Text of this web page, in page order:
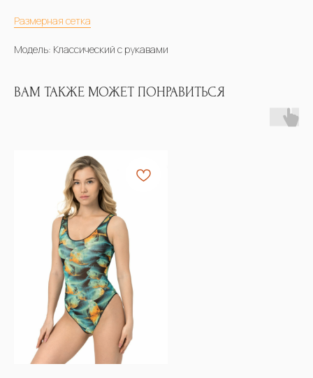
Размерная сетка
Модель: Классический с рукавами
ВАМ ТАКЖЕ МОЖЕТ ПОНРАВИТЬСЯ